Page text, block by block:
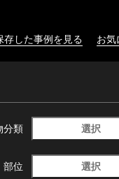
した事例を見る お
分類 選択
部位 選択